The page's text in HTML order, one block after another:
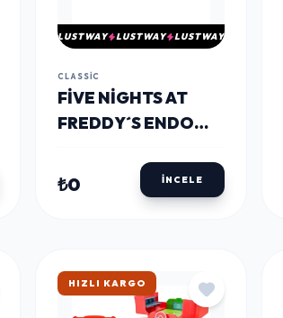
LUSTWAY LUSTWAY LUSTWAY
CLASSIC
FIVE NIGHTS AT
FREDDY´S ENDO
₺0 İNCELE
HIZLI KARGO